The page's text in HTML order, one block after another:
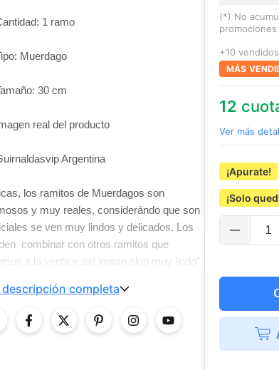
(*) No
promociones
+10 vendidos
MÁS
12
Ver más
¡Apurate!
¡Solo
1 ramo
Muerdago
30 cm
real del producto
Argentina
los ramitos de Muerdagos son
y muy reales, considerándo que son
se ven muy lindos y delicados. Los
combinar con otros ramitos que
a la venta y así logran algo muy lindo"
descripción completa